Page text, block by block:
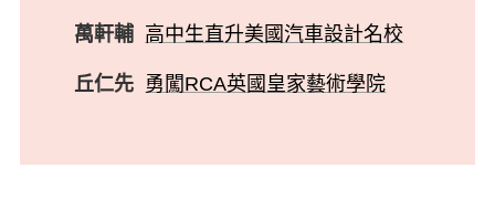
萬軒輔 高中生直升美國汽車設計名校
丘仁先 勇闖RCA英國皇家藝術學院